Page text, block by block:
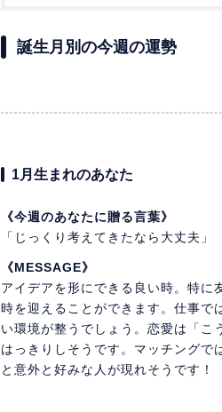
誕生月別の今週の運勢
1月生まれのあなた
《今週のあなたに贈る言葉》
「じっくり考えてきたなら大丈夫」
《MESSAGE》
アイデアを形にできる良い時。特に
時を迎えることができます。仕事で
い環境が整うでしょう。恋愛は「こ
はっきりしそうです。マッチングで
と意外と好みな人が現れそうです！